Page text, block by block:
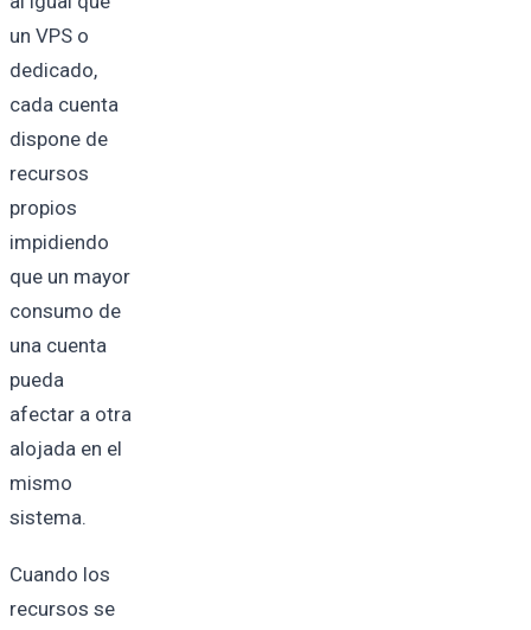
un VPS o
dedicado,
cada cuenta
dispone de
recursos
propios
impidiendo
que un mayor
consumo de
una cuenta
pueda
afectar a otra
alojada en el
mismo
sistema.
Cuando los
recursos se